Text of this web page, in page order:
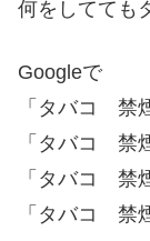
何をしてても
Googleで
「タバコ 禁
「タバコ 禁
「タバコ 禁
「タバコ 禁